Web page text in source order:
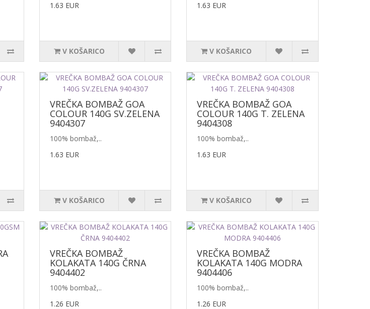
1.63 EUR
V KOŠARICO
1.63 EUR
V KOŠARICO
VREČKA BOMBAŽ GOA
COLOUR 140G SV.ZELENA
9404307
100% bombaž,..
1.63 EUR
V KOŠARICO
VREČKA BOMBAŽ GOA
COLOUR 140G T. ZELENA
9404308
100% bombaž,..
1.63 EUR
V KOŠARICO
VREČKA BOMBAŽ
KOLAKATA 140G ČRNA
9404402
100% bombaž,..
1.26 EUR
VREČKA BOMBAŽ
KOLAKATA 140G MODRA
9404406
100% bombaž,..
1.26 EUR